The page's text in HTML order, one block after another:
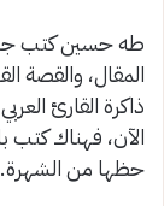
طه حسين كتب
المقال، والقصة
ذاكرة القارئ
الآن، فهناك
حظها من الشهرة.